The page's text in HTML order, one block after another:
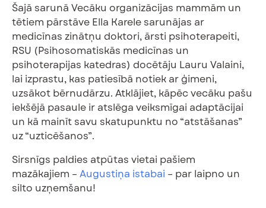
Šajā sarunā Vecāku organizācijas mammām un
tētiem pārstāve Ella Karele sarunājas ar
medicīnas zinātņu doktori, ārsti psihoterapeiti,
RSU (Psihosomatiskās medicīnas un
psihoterapijas katedras) docētāju Lauru Valaini,
lai izprastu, kas patiesībā notiek ar ģimeni,
uzsākot bērnudārzu. Atklājiet, kāpēc vecāku pašu
iekšējā pasaule ir atslēga veiksmīgai adaptācijai
un kā mainīt savu skatupunktu no “atstāšanas”
uz “uzticēšanos”.
Sirsnīgs paldies atpūtas vietai pašiem
mazākajiem – Augustiņa istabai – par laipno un
silto uzņemšanu!